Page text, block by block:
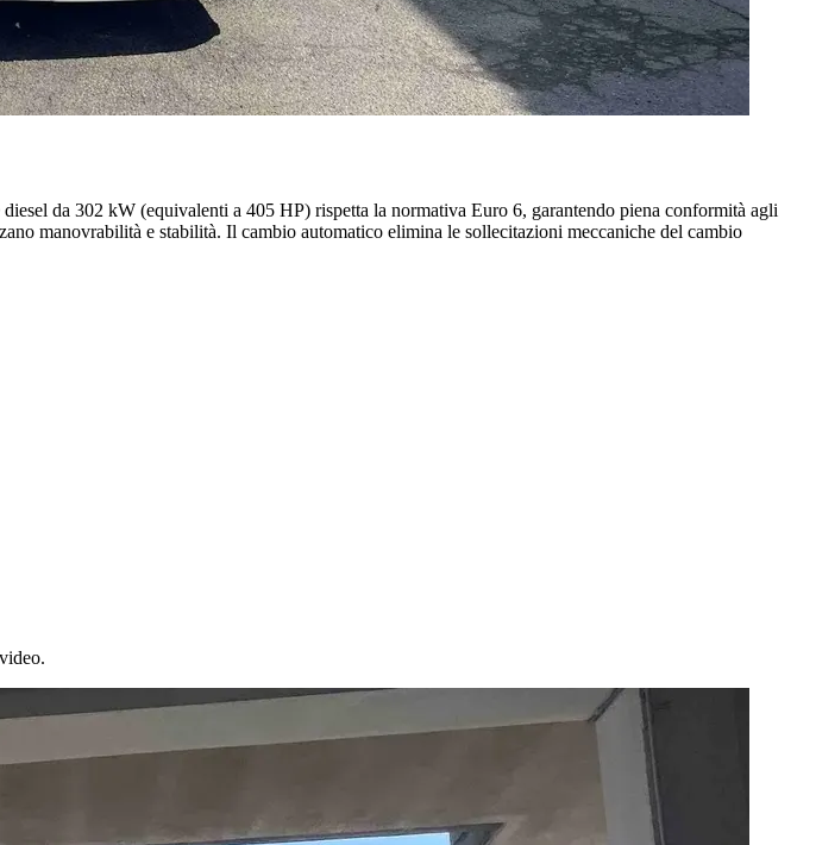
da 302 kW (equivalenti a 405 HP) rispetta la normativa Euro 6, garantendo piena conformità agli
manovrabilità e stabilità. Il cambio automatico elimina le sollecitazioni meccaniche del cambio